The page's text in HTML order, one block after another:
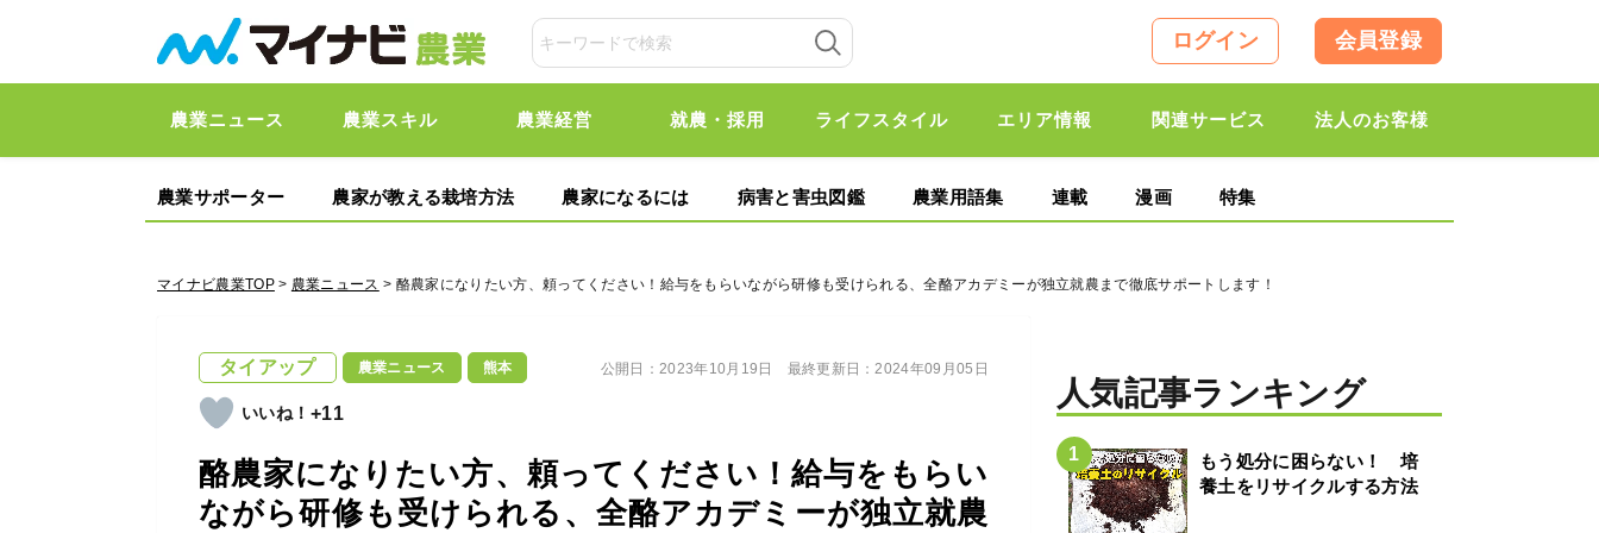
ログイン 会員登録
農業ニュース 農業スキル 農業経営 就農・採用 ライフスタイル エリア情報 関連サービス 法人のお客様
農業サポーター 農家が教える栽培方法 農家になるには 病害と害虫図鑑 農業用語集 連載 漫画 特集
マイナビ農業TOP> 農業ニュース > 酪農家になりたい方、頼ってください！給与をもらいながら研修も受けられる、全酪アカデミーが独立就農まで徹底サポートします！
タイアップ 農業ニュース 熊本
+11
酪農家になりたい方、頼ってください！給与をもらい
ながら研修も受けられる、全酪アカデミーが独立就農
公開日： 2023年10月19日 最終更新日：2024年09月05日
人気記事ランキング
もう処分に困らない！ 培
養土をリサイクルする方法